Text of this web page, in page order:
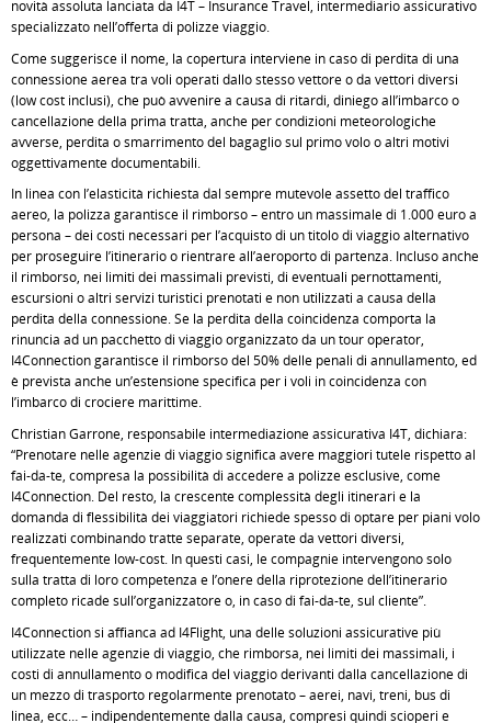
novità assoluta lanciata da I4T – Insurance Travel, intermediario assicurativo
specializzato nell’offerta di polizze viaggio.
Come suggerisce il nome, la copertura interviene in caso di perdita di una
connessione aerea tra voli operati dallo stesso vettore o da vettori diversi
(low cost inclusi), che può avvenire a causa di ritardi, diniego all’imbarco o
cancellazione della prima tratta, anche per condizioni meteorologiche
avverse, perdita o smarrimento del bagaglio sul primo volo o altri motivi
oggettivamente documentabili.
In linea con l’elasticità richiesta dal sempre mutevole assetto del traffico
aereo, la polizza garantisce il rimborso – entro un massimale di 1.000 euro a
persona – dei costi necessari per l’acquisto di un titolo di viaggio alternativo
per proseguire l’itinerario o rientrare all’aeroporto di partenza. Incluso anche
il rimborso, nei limiti dei massimali previsti, di eventuali pernottamenti,
escursioni o altri servizi turistici prenotati e non utilizzati a causa della
perdita della connessione. Se la perdita della coincidenza comporta la
rinuncia ad un pacchetto di viaggio organizzato da un tour operator,
I4Connection garantisce il rimborso del 50% delle penali di annullamento, ed
è prevista anche un’estensione specifica per i voli in coincidenza con
l’imbarco di crociere marittime.
Christian Garrone, responsabile intermediazione assicurativa I4T, dichiara:
“Prenotare nelle agenzie di viaggio significa avere maggiori tutele rispetto al
fai-da-te, compresa la possibilità di accedere a polizze esclusive, come
I4Connection. Del resto, la crescente complessità degli itinerari e la
domanda di flessibilità dei viaggiatori richiede spesso di optare per piani volo
realizzati combinando tratte separate, operate da vettori diversi,
frequentemente low-cost. In questi casi, le compagnie intervengono solo
sulla tratta di loro competenza e l’onere della riprotezione dell’itinerario
completo ricade sull’organizzatore o, in caso di fai-da-te, sul cliente”.
I4Connection si affianca ad I4Flight, una delle soluzioni assicurative più
utilizzate nelle agenzie di viaggio, che rimborsa, nei limiti dei massimali, i
costi di annullamento o modifica del viaggio derivanti dalla cancellazione di
un mezzo di trasporto regolarmente prenotato – aerei, navi, treni, bus di
linea, ecc… – indipendentemente dalla causa, compresi quindi scioperi e